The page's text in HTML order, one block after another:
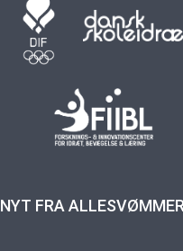
NYT FRA